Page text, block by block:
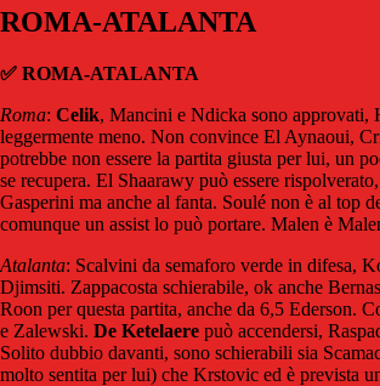
ROMA-ATALANTA
✅ ROMA-ATALANTA
Roma: Celik, Mancini e Ndicka sono approvati,
leggermente meno. Non convince El Aynaoui,
potrebbe non essere la partita giusta per lui, un
se recupera. El Shaarawy può essere
Gasperini ma anche al fanta. Soulé non è al top
comunque un assist lo può portare. Malen è
Atalanta: Scalvini da semaforo verde in difesa,
Djimsiti. Zappacosta schierabile, ok anche
Roon per questa partita, anche da 6,5 Ederson.
e Zalewski. De Ketelaere può accendersi,
Solito dubbio davanti, sono schierabili sia
molto sentita per lui) che Krstovic ed è prevista